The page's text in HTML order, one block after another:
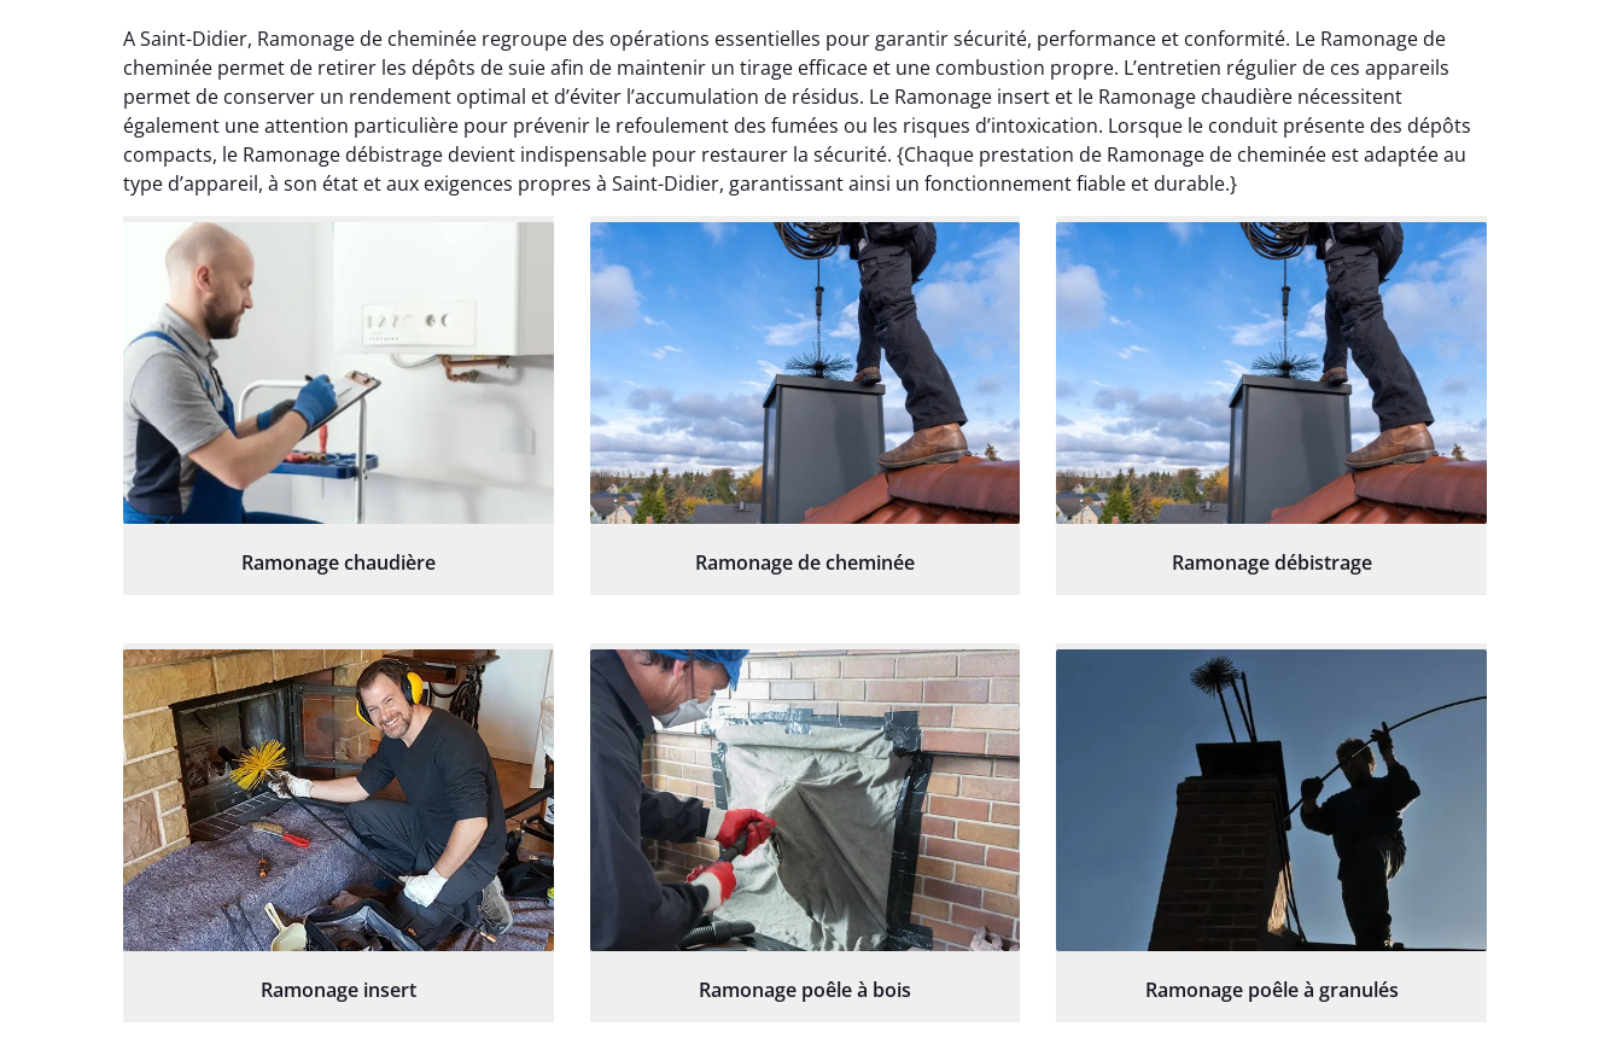
A Saint-Didier, Ramonage de cheminée regroupe des opérations essentielles pour garantir sécurité, performance et conformité. Le Ramonage de
cheminée permet de retirer les dépôts de suie afin de maintenir un tirage efficace et une combustion propre. L’entretien régulier de ces appareils
permet de conserver un rendement optimal et d’éviter l’accumulation de résidus. Le Ramonage insert et le Ramonage chaudière nécessitent
également une attention particulière pour prévenir le refoulement des fumées ou les risques d’intoxication. Lorsque le conduit présente des dépôts
compacts, le Ramonage débistrage devient indispensable pour restaurer la sécurité. {Chaque prestation de Ramonage de cheminée est adaptée au
type d’appareil, à son état et aux exigences propres à Saint-Didier, garantissant ainsi un fonctionnement fiable et durable.}
Ramonage chaudière Ramonage de cheminée Ramonage débistrage
Ramonage insert Ramonage poêle à bois Ramonage poêle à granulés